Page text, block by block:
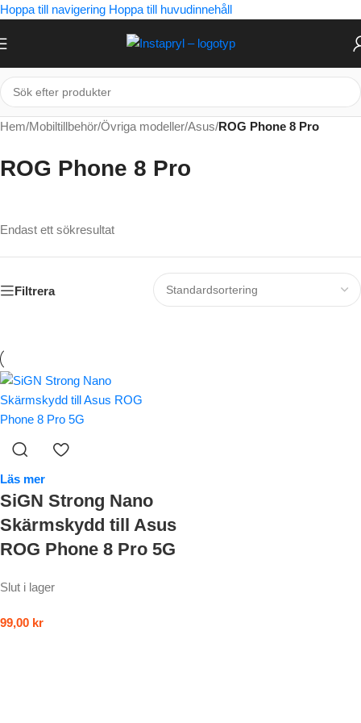
Hoppa till navigering Hoppa till huvudinnehåll
Hem/Mobiltillbehör/Övriga modeller/Asus/ROG Phone 8 Pro
ROG Phone 8 Pro
Endast ett sökresultat
Filtrera
Läs mer
SiGN Strong Nano
Skärmskydd till Asus
ROG Phone 8 Pro 5G
Slut i lager
99,00 kr